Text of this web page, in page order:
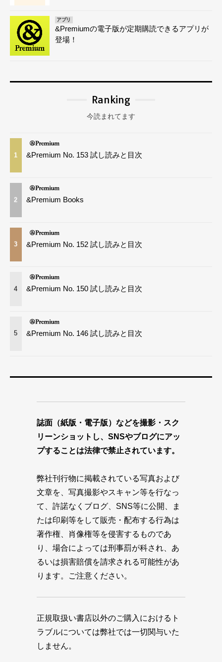
アプリ
&Premiumの電子版が定期購読できるアプリが
登場！
Ranking
今読まれてます
1 &Premium No. 153 試し読みと目次
2 &Premium Books
3 &Premium No. 152 試し読みと目次
4 &Premium No. 150 試し読みと目次
5 &Premium No. 146 試し読みと目次
誌面（紙版・電子版）などを撮影・スク
リーンショットし、SNSやブログにアッ
プすることは法律で禁止されています。
弊社刊行物に掲載されている写真および
文章を、写真撮影やスキャン等を行なっ
て、許諾なくブログ、SNS等に公開、ま
たは印刷等をして販売・配布する行為は
著作権、肖像権等を侵害するものであ
り、場合によっては刑事罰が科され、あ
るいは損害賠償を請求される可能性があ
ります。ご注意ください。
正規取扱い書店以外のご購入におけるト
ラブルについては弊社では一切関与いた
しません。